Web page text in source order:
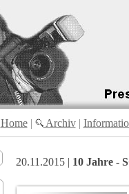
Home| Archiv|
20.11.2015 | 10 Jahre -